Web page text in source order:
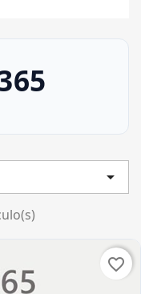

favorite_border